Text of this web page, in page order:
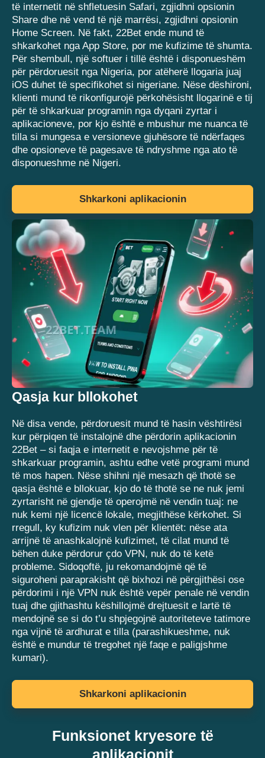
të internetit në shfletuesin Safari, zgjidhni opsionin
Share dhe në vend të një marrësi, zgjidhni opsionin
Home Screen. Në fakt, 22Bet ende mund të
shkarkohet nga App Store, por me kufizime të shumta.
Për shembull, një softuer i tillë është i disponueshëm
për përdoruesit nga Nigeria, por atëherë llogaria juaj
iOS duhet të specifikohet si nigeriane. Nëse dëshironi,
klienti mund të rikonfigurojë përkohësisht llogarinë e tij
për të shkarkuar programin nga dyqani zyrtar i
aplikacioneve, por kjo është e mbushur me nuanca të
tilla si mungesa e versioneve gjuhësore të ndërfaqes
dhe opsioneve të pagesave të ndryshme nga ato të
disponueshme në Nigeri.
Shkarkoni aplikacionin
Qasja kur bllokohet
Në disa vende, përdoruesit mund të hasin vështirësi
kur përpiqen të instalojnë dhe përdorin aplikacionin
22Bet – si faqja e internetit e nevojshme për të
shkarkuar programin, ashtu edhe vetë programi mund
të mos hapen. Nëse shihni një mesazh që thotë se
qasja është e bllokuar, kjo do të thotë se ne nuk jemi
zyrtarisht në gjendje të operojmë në vendin tuaj: ne
nuk kemi një licencë lokale, megjithëse kërkohet. Si
rregull, ky kufizim nuk vlen për klientët: nëse ata
arrijnë të anashkalojnë kufizimet, të cilat mund të
bëhen duke përdorur çdo VPN, nuk do të ketë
probleme. Sidoqoftë, ju rekomandojmë që të
siguroheni paraprakisht që bixhozi në përgjithësi ose
përdorimi i një VPN nuk është vepër penale në vendin
tuaj dhe gjithashtu këshillojmë drejtuesit e lartë të
mendojnë se si do t’u shpjegojnë autoriteteve tatimore
nga vijnë të ardhurat e tilla (parashikueshme, nuk
është e mundur të tregohet një faqe e paligjshme
kumari).
Shkarkoni aplikacionin
Funksionet kryesore të
aplikacionit